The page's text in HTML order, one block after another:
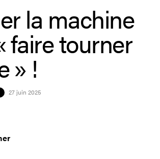
la machine
faire tourner
» !
27 juin 2025